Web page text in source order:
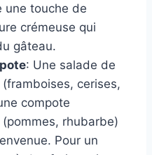
une touche de
crémeuse qui
gâteau.
: Une salade de
cerises,
compote
rhubarbe)
Pour un